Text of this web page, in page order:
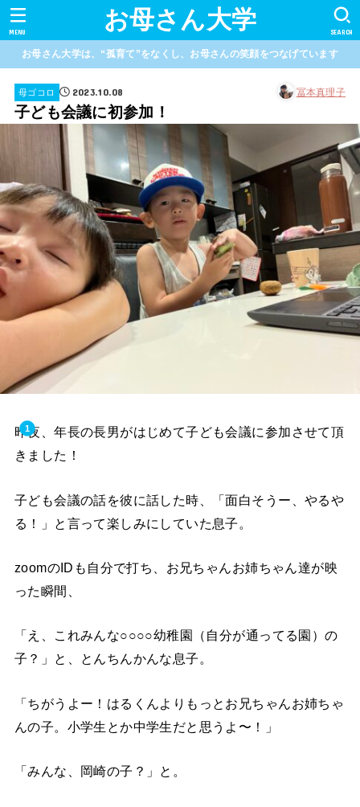
お母さん大学 SEARCH
MENU
お母さん大学は、“孤育て”をなくし、お母さんの笑顔をつなげています
母ゴコロ 2023.10.08 冨本真理子
子ども会議に初参加！
昨夜、年長の長男がはじめて子ども会議に参加させて頂
きました！
子ども会議の話を彼に話した時、「面白そうー、やるや
る！」と言って楽しみにしていた息子。
zoomのIDも自分で打ち、お兄ちゃんお姉ちゃん達が映
った瞬間、
「え、これみんな○○○○幼稚園（自分が通ってる園）の
子？」と、とんちんかんな息子。
「ちがうよー！はるくんよりもっとお兄ちゃんお姉ちゃ
んの子。小学生とか中学生だと思うよ〜！」
「みんな、岡崎の子？」と。